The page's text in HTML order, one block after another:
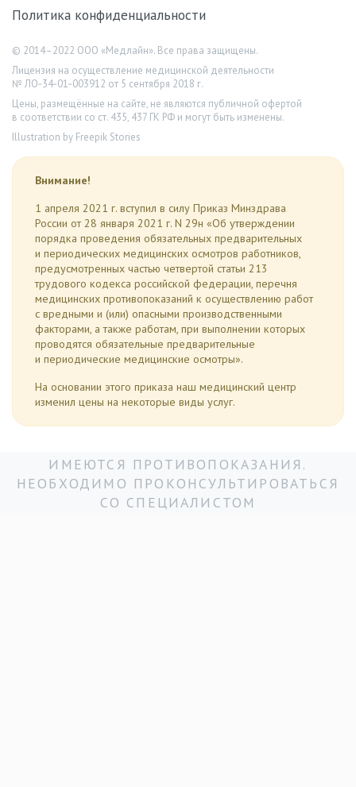
Политика конфиденциальности
© 2014–2022 ООО «Медлайн». Все права защищены.
Лицензия на осуществление медицинской деятельности
№ ЛО‑34‑01‑003912 от 5 сентября 2018 г.
Цены, размещённые на сайте, не являются публичной офертой
в соответствии со ст. 435, 437 ГК РФ и могут быть изменены.
Illustration by Freepik Stories
Внимание!
1 апреля 2021 г. вступил в силу Приказ Минздрава
России от 28 января 2021 г. N 29н «Об утверждении
порядка проведения обязательных предварительных
и периодических медицинских осмотров работников,
предусмотренных частью четвертой статьи 213
трудового кодекса российской федерации, перечня
медицинских противопоказаний к осуществлению работ
с вредными и (или) опасными производственными
факторами, а также работам, при выполнении которых
проводятся обязательные предварительные
и периодические медицинские осмотры».
На основании этого приказа наш медицинский центр
изменил цены на некоторые виды услуг.
ИМЕЮТСЯ ПРОТИВОПОКАЗАНИЯ.
НЕОБХОДИМО ПРОКОНСУЛЬТИРОВАТЬСЯ
СО СПЕЦИАЛИСТОМ